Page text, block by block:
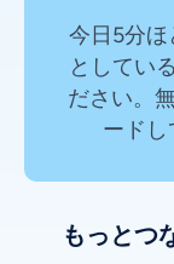
今日5分
としてい
ださい。
ードし
もっとつ